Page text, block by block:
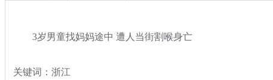
3岁男童找妈妈途中 遭人当街割喉身亡
关键词：浙江